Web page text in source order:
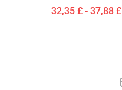
32,35 £ - 37,88 £